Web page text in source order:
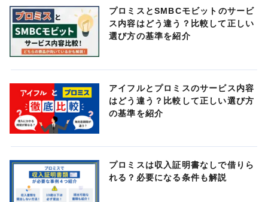
プロミスとSMBCモビットのサービ
ス内容はどう違う？比較して正しい
選び方の基準を紹介
アイフルとプロミスのサービス内容
はどう違う？比較して正しい選び方
の基準を紹介
プロミスは収入証明書なしで借りら
れる？必要になる条件も解説